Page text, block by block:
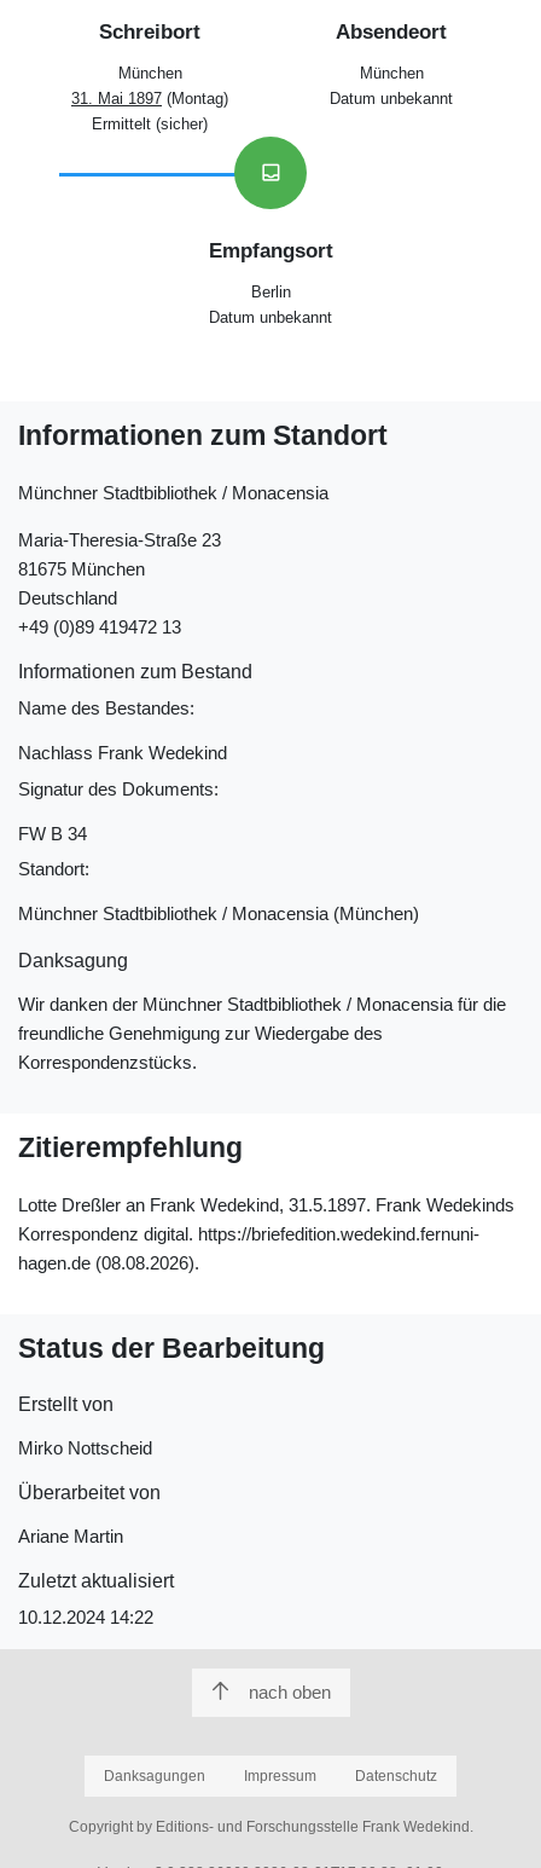
Schreibort
München
31. Mai 1897 (Montag)
Ermittelt (sicher)
Absendeort
München
Datum unbekannt
inbox
Empfangsort
Berlin
Datum unbekannt
Informationen zum Standort
Münchner Stadtbibliothek / Monacensia
Maria-Theresia-Straße 23
81675 München
Deutschland
+49 (0)89 419472 13
Informationen zum Bestand
Name des Bestandes:
Nachlass Frank Wedekind
Signatur des Dokuments:
FW B 34
Standort:
Münchner Stadtbibliothek / Monacensia (München)
Danksagung
Wir danken der Münchner Stadtbibliothek / Monacensia für die
freundliche Genehmigung zur Wiedergabe des
Korrespondenzstücks.
Zitierempfehlung
Lotte Dreßler an Frank Wedekind, 31.5.1897. Frank Wedekinds
Korrespondenz digital. https://briefedition.wedekind.fernuni-
hagen.de (08.08.2026).
Status der Bearbeitung
Erstellt von
Mirko Nottscheid
Überarbeitet von
Ariane Martin
Zuletzt aktualisiert
10.12.2024 14:22
nach oben
Danksagungen Impressum Datenschutz
Copyright by Editions- und Forschungsstelle Frank Wedekind.